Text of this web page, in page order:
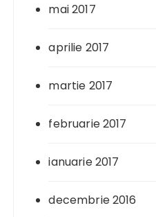
mai 2017
aprilie 2017
martie 2017
februarie 2017
ianuarie 2017
decembrie 2016